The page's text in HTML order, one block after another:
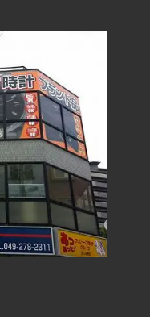
680円
250円